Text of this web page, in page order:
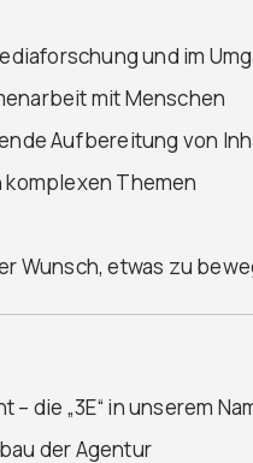
und im
mit Menschen
Aufbereitung von
Themen
Wunsch, etwas zu
die „3E“ in unserem
der Agentur